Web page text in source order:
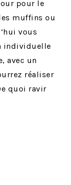
pour le
muffins ou
vous
individuelle
avec un
réaliser
quoi ravir